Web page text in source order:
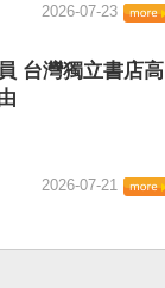
2026-07-23
台灣獨立書店高
2026-07-21